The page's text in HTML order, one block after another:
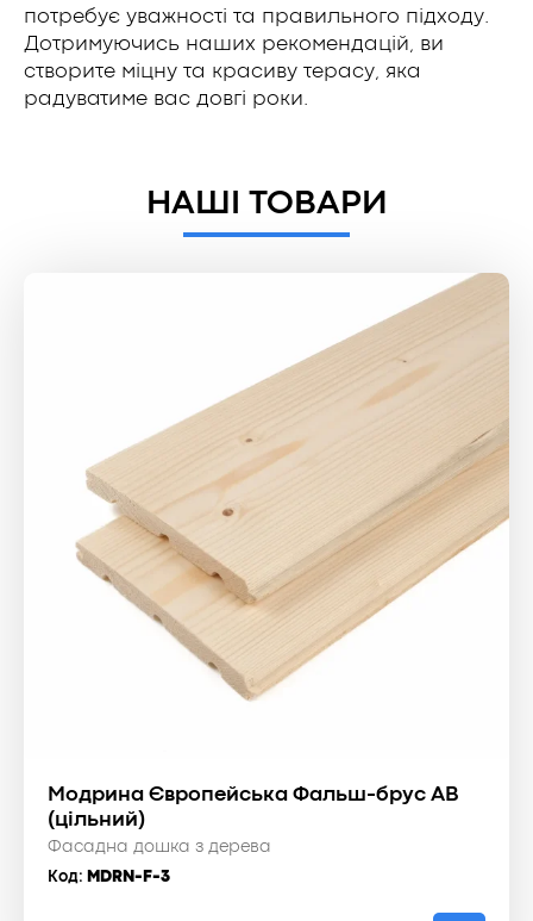
потребує уважності та правильного підходу.
Дотримуючись наших рекомендацій, ви
створите міцну та красиву терасу, яка
радуватиме вас довгі роки.
НАШІ ТОВАРИ
Модрина Європейська Фальш-брус АВ
(цільний)
Фасадна дошка з дерева
Код: MDRN-F-3